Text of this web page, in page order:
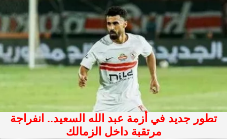
تطور جديد في أزمة عبد الله السعيد.. انفراجة
مرتقبة داخل الزمالك